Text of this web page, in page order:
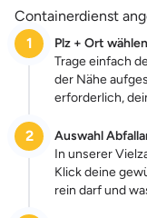
Containerdienst
1
Plz + Ort wählen
Trage einfach
der Nähe
erforderlich,
2
Auswahl
In unserer
Klick deine
rein darf und